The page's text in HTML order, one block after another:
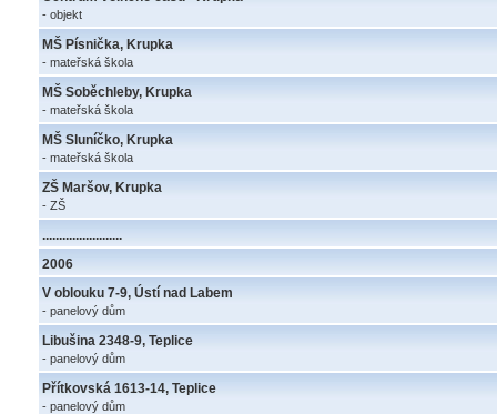
- objekt
MŠ Písnička, Krupka
- mateřská škola
MŠ Soběchleby, Krupka
- mateřská škola
MŠ Sluníčko, Krupka
- mateřská škola
ZŠ Maršov, Krupka
- ZŠ
........................
2006
V oblouku 7-9, Ústí nad Labem
- panelový dům
Libušina 2348-9, Teplice
- panelový dům
Přítkovská 1613-14, Teplice
- panelový dům